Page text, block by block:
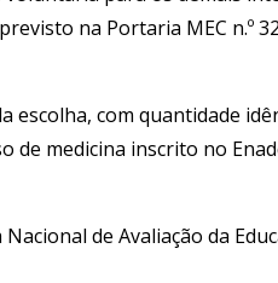
na Portaria MEC
com quantidade
de medicina inscrito no
de Avaliação da